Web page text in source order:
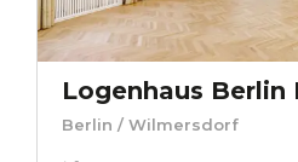
Berlin / Wilmersdorf